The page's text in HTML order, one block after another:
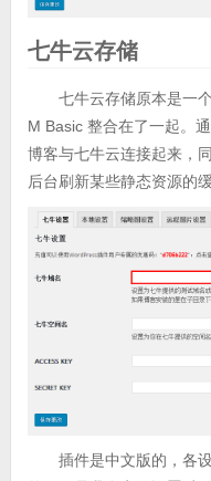
七牛云存储
七牛云存储原本是一
M Basic 整合在了一起。
博客与七牛云连接起来，
后台刷新某些静态资源的
插件是中文版的，各